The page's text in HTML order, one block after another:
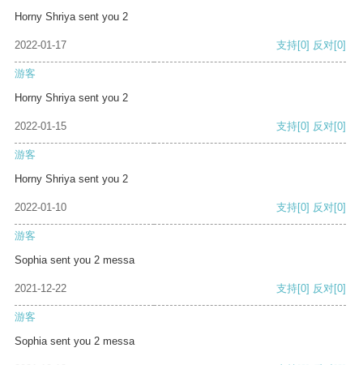
Horny Shriya sent you 2
2022-01-17 支持[0] 反对[0]
游客
Horny Shriya sent you 2
2022-01-15 支持[0] 反对[0]
游客
Horny Shriya sent you 2
2022-01-10 支持[0] 反对[0]
游客
Sophia sent you 2 messa
2021-12-22 支持[0] 反对[0]
游客
Sophia sent you 2 messa